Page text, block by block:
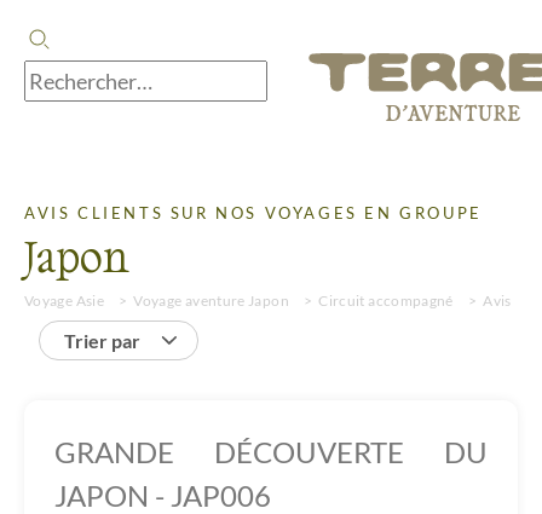
AVIS CLIENTS SUR NOS VOYAGES EN GROUPE
Japon
Voyage Asie Voyage aventure Japon Circuit accompagné Avis
Trier par
GRANDE DÉCOUVERTE DU
JAPON - JAP006